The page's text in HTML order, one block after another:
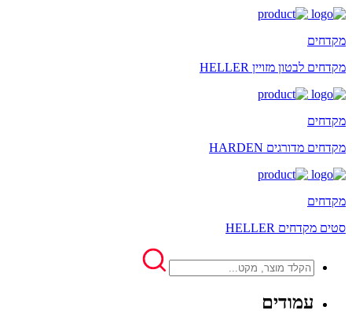
מקדחים
מקדחים לבטון מזויין HELLER
מקדחים
מקדחים מדורגים HARDEN
מקדחים
סטים מקדחים HELLER
עמודים